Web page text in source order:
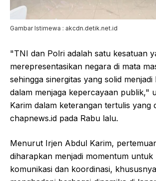
Gambar Istimewa : akcdn.detik.net.id
"TNI dan Polri adalah satu kesatuan
merepresentasikan negara di mata
sehingga sinergitas yang solid
dalam menjaga kepercayaan publik,"
Karim dalam keterangan tertulis yang
chapnews.id pada Rabu lalu.
Menurut Irjen Abdul Karim,
diharapkan menjadi momentum
komunikasi dan koordinasi,